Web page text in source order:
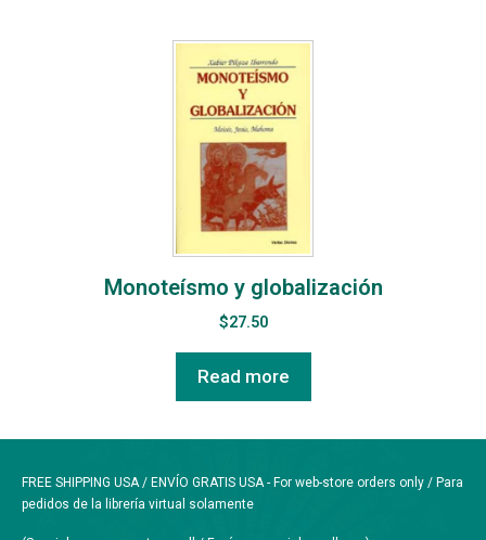
Monoteísmo y globalización
$27.50
Read more
FREE SHIPPING USA / ENVÍO GRATIS USA - For web-store orders only / Para
pedidos de la librería virtual solamente